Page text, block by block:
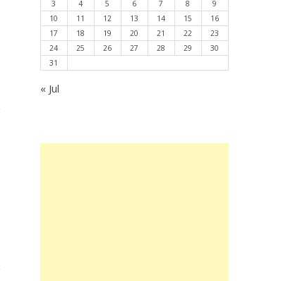
3
4 5 6 7 8
9
10
11 12 13 14 15
16
17
18 19 20 21 22
23
24
25 26 27 28 29
30
31
« Jul